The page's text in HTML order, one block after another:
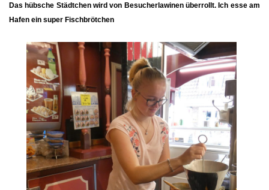
Das hübsche Städtchen wird von Besucherlawinen überrollt. Ich esse am
Hafen ein super Fischbrötchen